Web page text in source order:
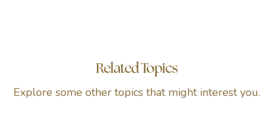
Related Topics
Explore some other topics that might interest you.